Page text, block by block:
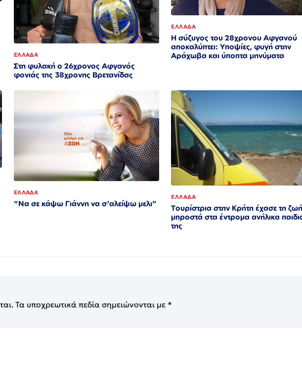
ΕΛΛΑΔΑ
Στη φυλακή ο 26χρονος Αφγανός
φονιάς της 38χρονης Βρετανίδας
ΕΛΛΑΔΑ
Η σύζυγος του 28χρονου Αφγανού
αποκαλύπτει: Υποψίες, φυγή στην
Αράχωβα και ύποπτα μηνύματα
ΕΛΛΑΔΑ
"Να σε κάψω Γιάννη να σ'αλείψω μελι"
ΕΛΛΑΔΑ
Τουρίστρια στην Κρήτη έχασε τη
μπροστά στα έντρομα ανήλικα
της
Τα υποχρεωτικά πεδία σημειώνονται με *